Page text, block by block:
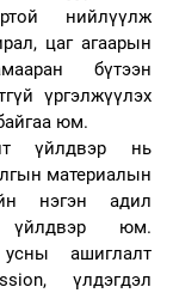
нийлүүлж
цаг агаарын
бүтээн
үргэлжүүлэх
юм.
үйлдвэр нь
материалын
нэгэн адил
үйлдвэр юм.
ашиглалт
үлдэгдэл